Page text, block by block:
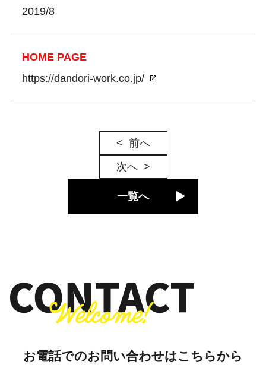
2019/8
HOME PAGE
https://dandori-work.co.jp/
前へ
次へ
一覧へ
お電話でのお問い合わせはこちらから